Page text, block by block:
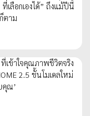
เลือกเองได้” ถึงแม้ปีนี้
ตาม